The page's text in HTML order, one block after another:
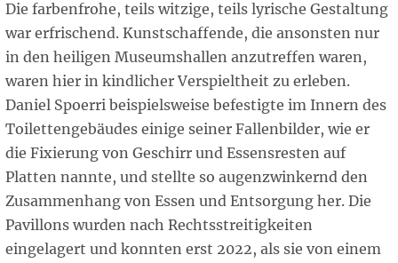
Die farbenfrohe, teils witzige, teils lyrische Gestaltung
war erfrischend. Kunstschaffende, die ansonsten nur
in den heiligen Museumshallen anzutreffen waren,
waren hier in kindlicher Verspieltheit zu erleben.
Daniel Spoerri beispielsweise befestigte im Innern des
Toilettengebäudes einige seiner Fallenbilder, wie er
die Fixierung von Geschirr und Essensresten auf
Platten nannte, und stellte so augenzwinkernd den
Zusammenhang von Essen und Entsorgung her. Die
Pavillons wurden nach Rechtsstreitigkeiten
eingelagert und konnten erst 2022, als sie von einem